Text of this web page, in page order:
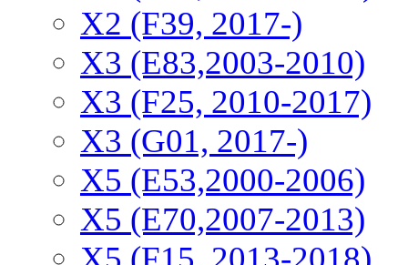
Х2 (F39, 2017-)
X3 (E83,2003-2010)
X3 (F25, 2010-2017)
X3 (G01, 2017-)
X5 (E53,2000-2006)
X5 (E70,2007-2013)